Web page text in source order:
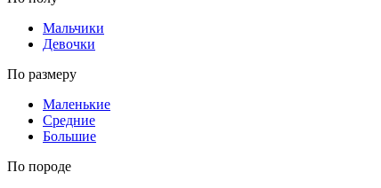
Мальчики
Девочки
По размеру
Маленькие
Средние
Большие
По породе